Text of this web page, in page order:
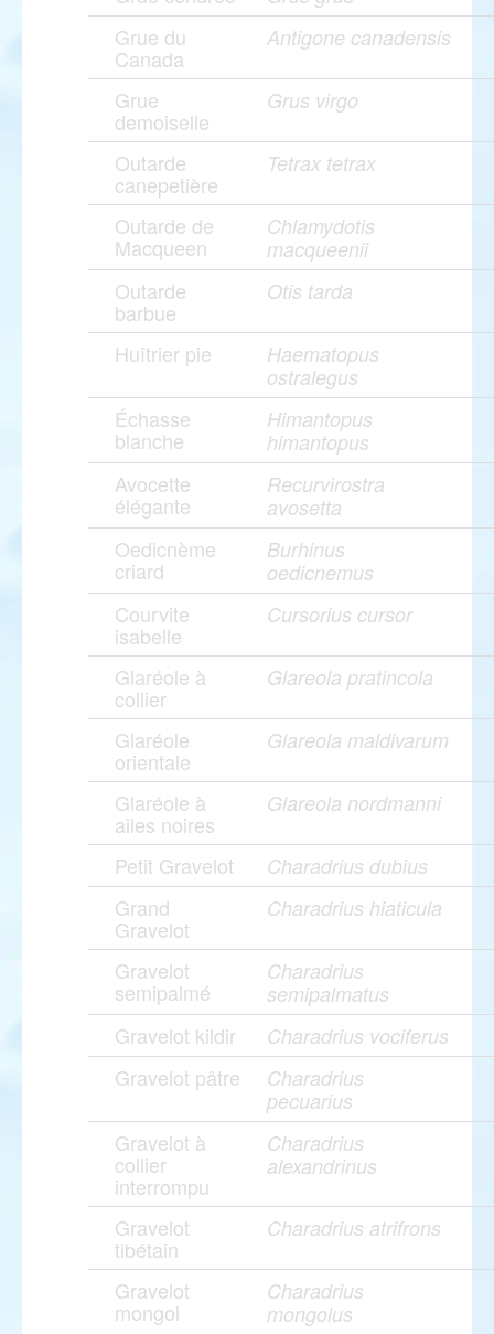
Grue du
Canada
Antigone canadensis
Grue
demoiselle
Grus virgo
Outarde
canepetière
Tetrax tetrax
Outarde de
Macqueen
Chlamydotis
macqueenii
Outarde
barbue
Otis tarda
Huîtrier pie
Haematopus
ostralegus
Échasse
blanche
Himantopus
himantopus
Avocette
élégante
Recurvirostra
avosetta
Oedicnème
criard
Burhinus
oedicnemus
Courvite
isabelle
Cursorius cursor
Glaréole à
collier
Glareola pratincola
Glaréole
orientale
Glareola maldivarum
Glaréole à
ailes noires
Glareola nordmanni
Petit Gravelot Charadrius dubius
Grand
Gravelot
Charadrius hiaticula
Gravelot
semipalmé
Charadrius
semipalmatus
Gravelot kildir Charadrius vociferus
Gravelot pâtre
Charadrius
pecuarius
Gravelot à
collier
interrompu
Charadrius
alexandrinus
Gravelot
tibétain
Charadrius atrifrons
Gravelot
mongol
Charadrius
mongolus